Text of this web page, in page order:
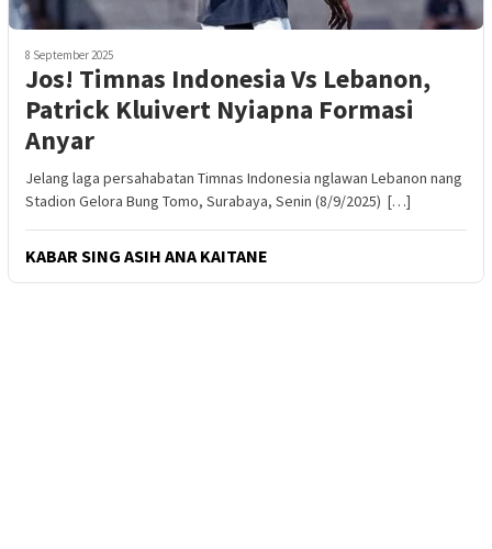
8 September 2025
Jos! Timnas Indonesia Vs Lebanon,
Patrick Kluivert Nyiapna Formasi
Anyar
Jelang laga persahabatan Timnas Indonesia nglawan Lebanon nang
Stadion Gelora Bung Tomo, Surabaya, Senin (8/9/2025) […]
KABAR SING ASIH ANA KAITANE